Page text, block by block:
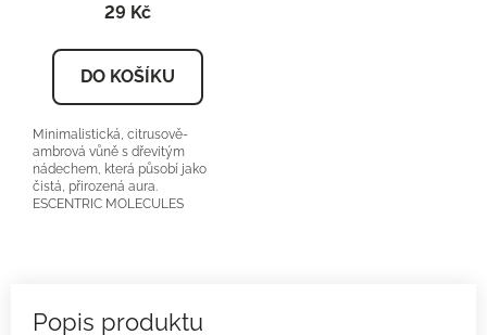
29 Kč
DO KOŠÍKU
Minimalistická, citrusově-
ambrová vůně s dřevitým
nádechem, která působí jako
čistá, přirozená aura.
ESCENTRIC MOLECULES